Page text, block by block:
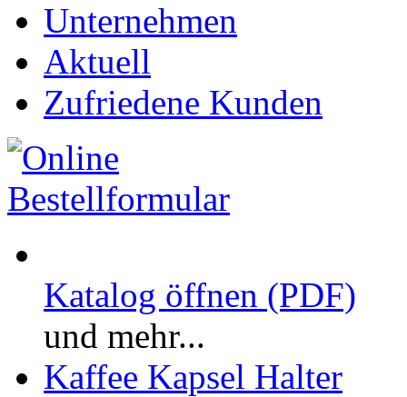
Unternehmen
Aktuell
Zufriedene Kunden
Katalog öffnen (PDF)
und mehr...
Kaffee Kapsel Halter